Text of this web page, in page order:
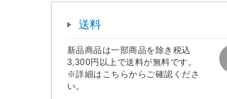
送料
新品商品は一部商品を除き税込
3,300円以上で送料が無料です。
※詳細はこちらからご確認くださ
い。